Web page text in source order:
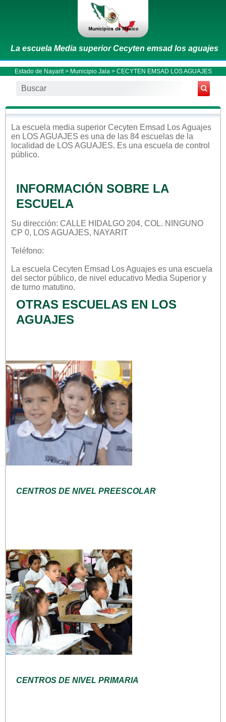
La escuela Media superior Cecyten emsad los aguajes
Estado de Nayarit> Municipio Jala > CECYTEN EMSAD LOS AGUAJES
La escuela media superior Cecyten Emsad Los Aguajes
en LOS AGUAJES es una de las 84 escuelas de la
localidad de LOS AGUAJES. Es una escuela de control
público.
INFORMACIÓN SOBRE LA
ESCUELA
Su dirección: CALLE HIDALGO 204, COL. NINGUNO
CP 0, LOS AGUAJES, NAYARIT
Teléfono:
La escuela Cecyten Emsad Los Aguajes es una escuela
del sector público, de nivel educativo Media Superior y
de turno matutino.
OTRAS ESCUELAS EN LOS
AGUAJES
CENTROS DE NIVEL PREESCOLAR
CENTROS DE NIVEL PRIMARIA